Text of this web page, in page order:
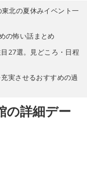
北の夏休みイベント一
の怖い話まとめ
27選。見どころ・日程
実させるおすすめの過
の詳細デー